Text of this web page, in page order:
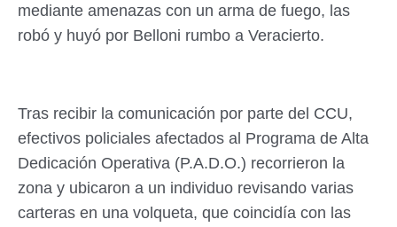
mediante amenazas con un arma de fuego, las
robó y huyó por Belloni rumbo a Veracierto.
Tras recibir la comunicación por parte del CCU,
efectivos policiales afectados al Programa de Alta
Dedicación Operativa (P.A.D.O.) recorrieron la
zona y ubicaron a un individuo revisando varias
carteras en una volqueta, que coincidía con las